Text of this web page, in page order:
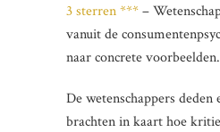
3 sterren ***–
vanuit de
naar concrete voorbeelden.
De wetenschappers
brachten in kaart hoe